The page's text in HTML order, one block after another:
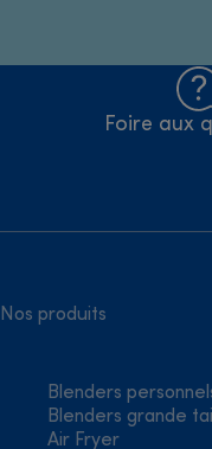
Foire aux
Nos produits
Blenders
Blenders grande
Air Fryer